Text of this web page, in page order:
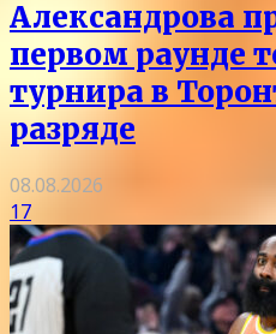
Александрова
первом раунде
турнира в
разряде
08.08.2026
17